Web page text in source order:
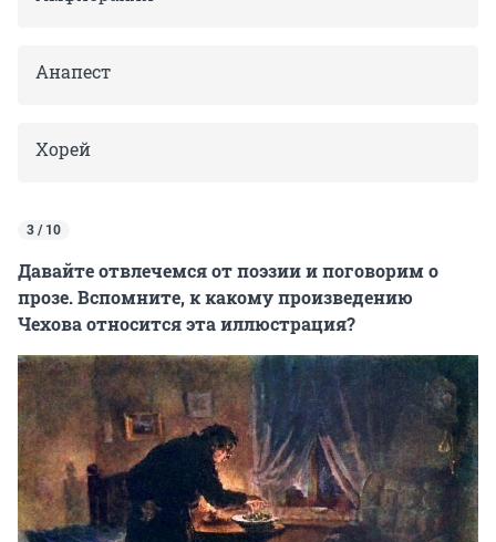
Анапест
Хорей
3 / 10
Давайте отвлечемся от поэзии и поговорим о
прозе. Вспомните, к какому произведению
Чехова относится эта иллюстрация?